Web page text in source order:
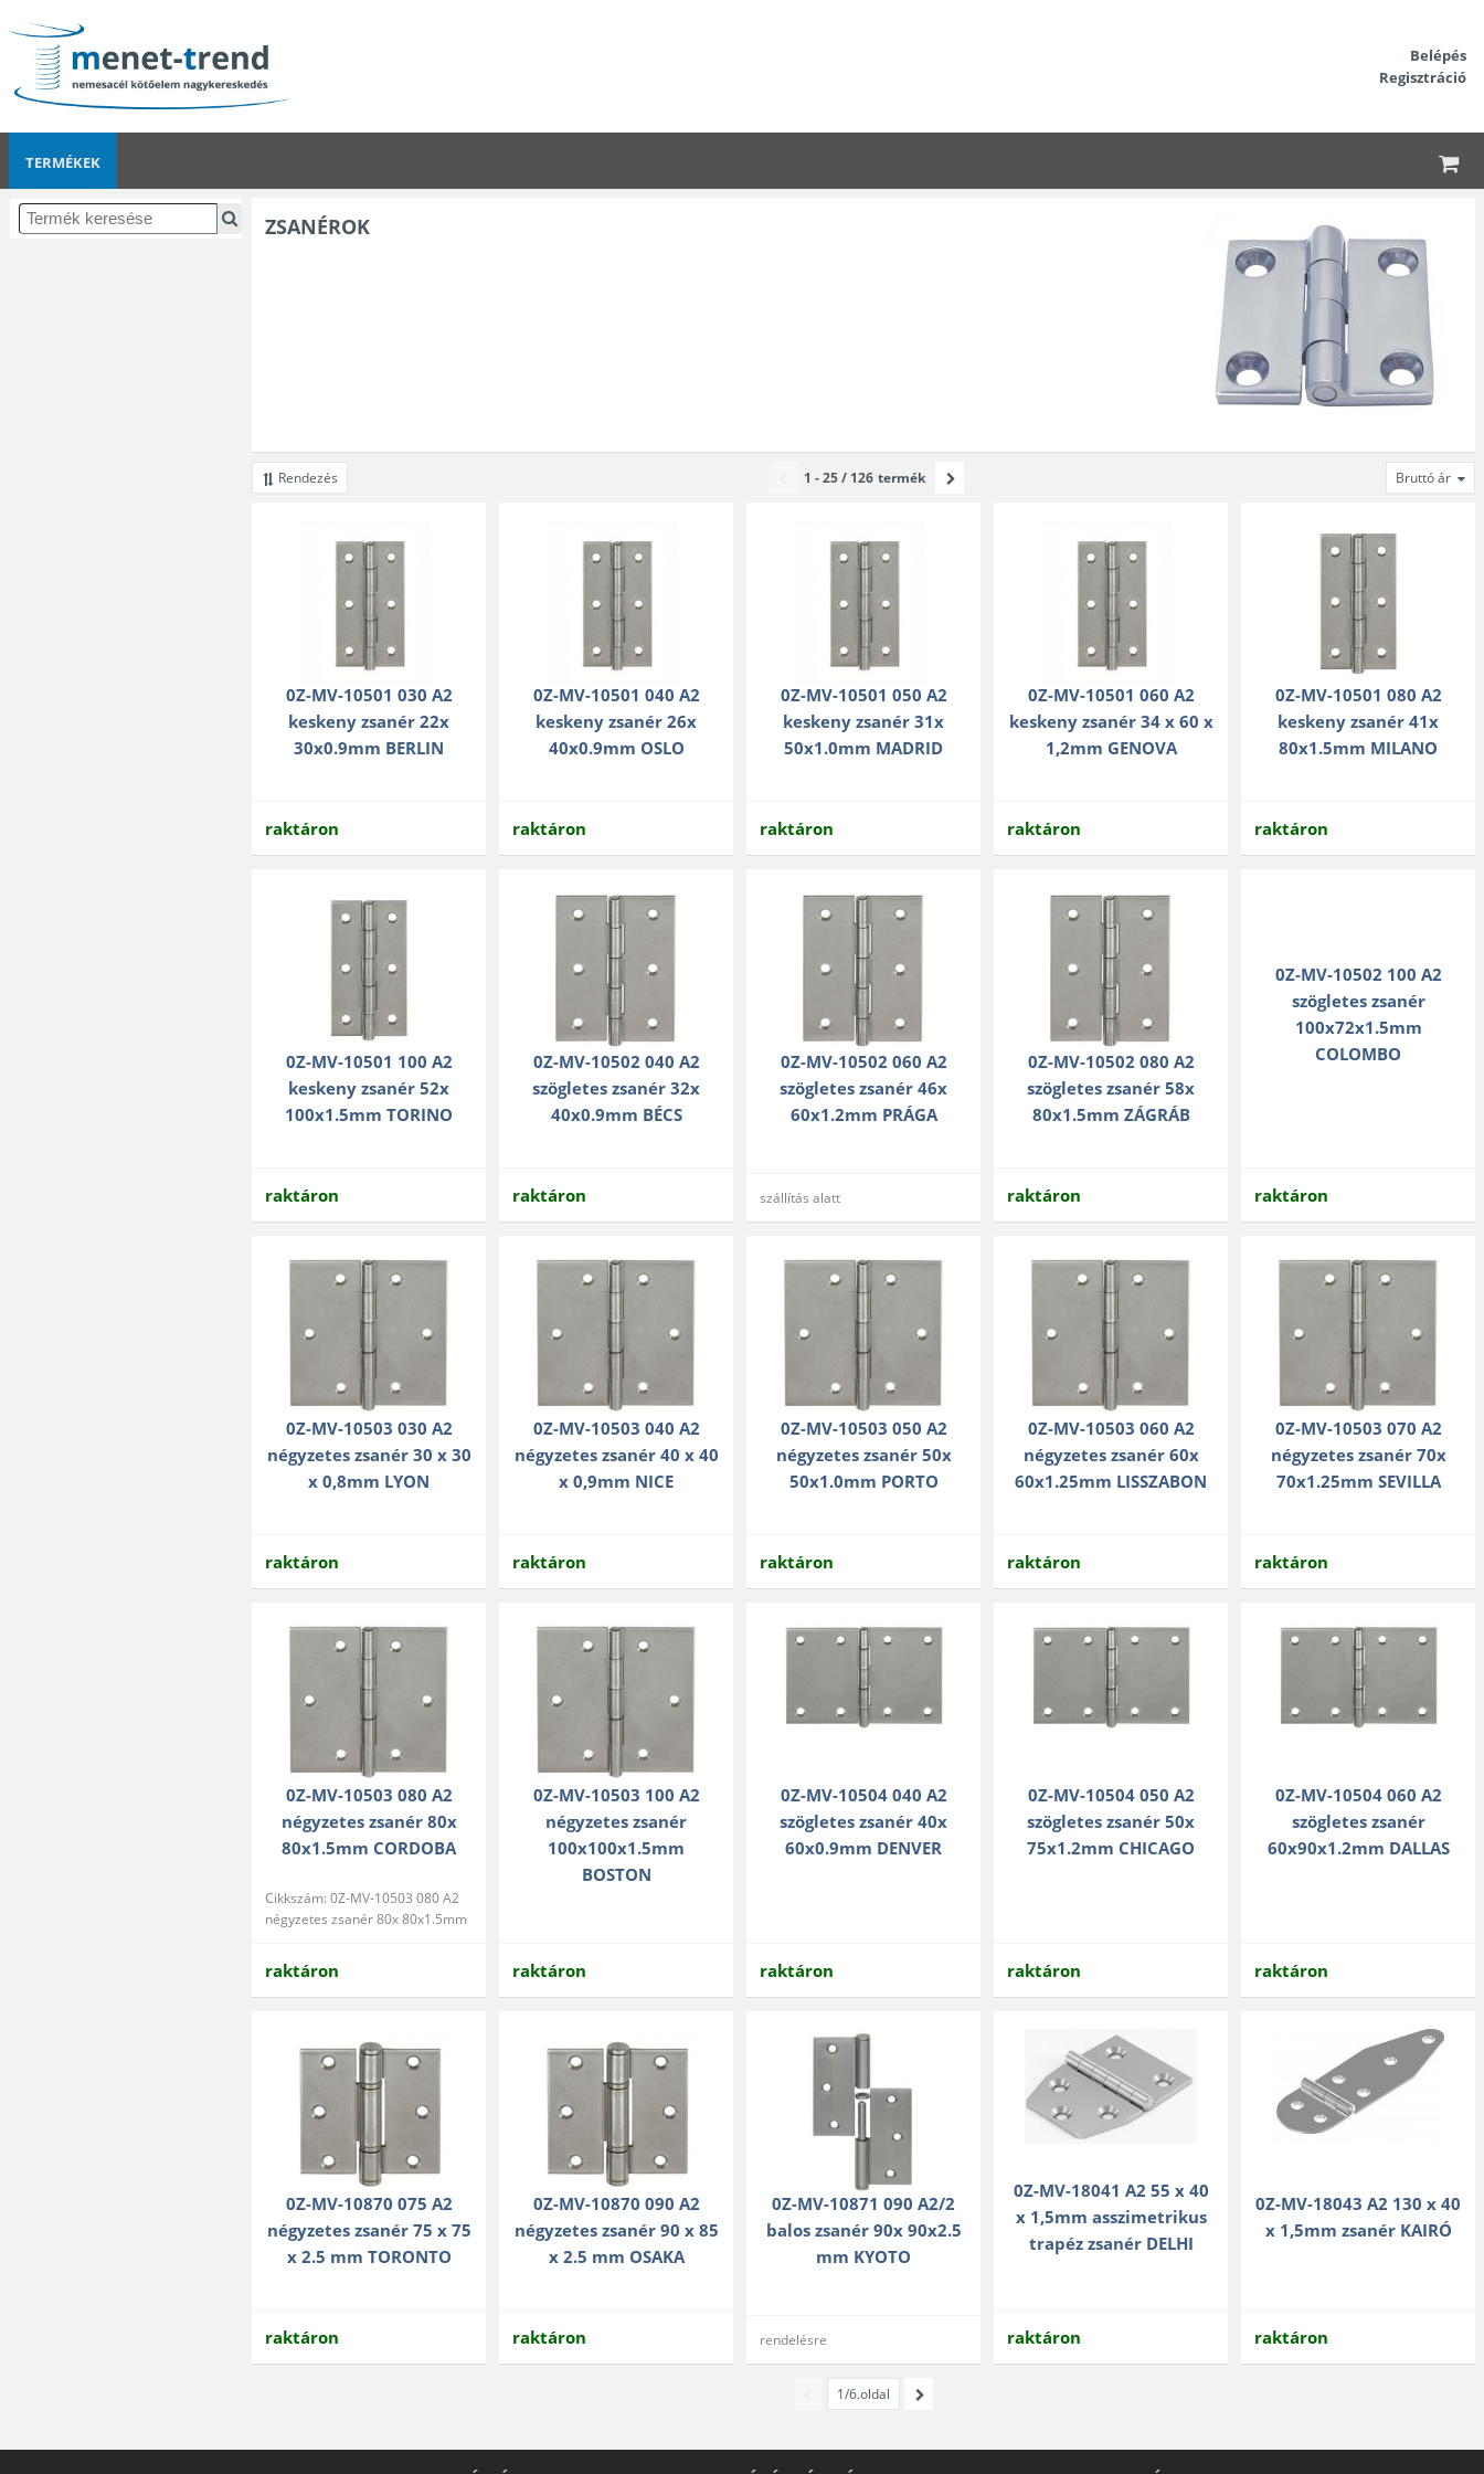
Belépés
Regisztráció
TERMÉKEK
ZSANÉROK
Rendezés 1 - 25 / 126 termék Bruttó ár
0Z-MV-10501 030 A2
keskeny zsanér 22x
30x0.9mm BERLIN
raktáron
0Z-MV-10501 040 A2
keskeny zsanér 26x
40x0.9mm OSLO
raktáron
0Z-MV-10501 050 A2
keskeny zsanér 31x
50x1.0mm MADRID
raktáron
0Z-MV-10501 060 A2
keskeny zsanér 34 x 60 x
1,2mm GENOVA
raktáron
0Z-MV-10501 080 A2
keskeny zsanér 41x
80x1.5mm MILANO
raktáron
0Z-MV-10501 100 A2
keskeny zsanér 52x
100x1.5mm TORINO
raktáron
0Z-MV-10502 040 A2
szögletes zsanér 32x
40x0.9mm BÉCS
raktáron
0Z-MV-10502 060 A2
szögletes zsanér 46x
60x1.2mm PRÁGA
szállítás alatt
0Z-MV-10502 080 A2
szögletes zsanér 58x
80x1.5mm ZÁGRÁB
raktáron
0Z-MV-10502 100 A2
szögletes zsanér
100x72x1.5mm
COLOMBO
raktáron
0Z-MV-10503 030 A2
négyzetes zsanér 30 x 30
x 0,8mm LYON
raktáron
0Z-MV-10503 040 A2
négyzetes zsanér 40 x 40
x 0,9mm NICE
raktáron
0Z-MV-10503 050 A2
négyzetes zsanér 50x
50x1.0mm PORTO
raktáron
0Z-MV-10503 060 A2
négyzetes zsanér 60x
60x1.25mm LISSZABON
raktáron
0Z-MV-10503 070 A2
négyzetes zsanér 70x
70x1.25mm SEVILLA
raktáron
0Z-MV-10503 080 A2
négyzetes zsanér 80x
80x1.5mm CORDOBA
Cikkszám: 0Z-MV-10503 080 A2
négyzetes zsanér 80x 80x1.5mm
raktáron
0Z-MV-10503 100 A2
négyzetes zsanér
100x100x1.5mm
BOSTON
raktáron
0Z-MV-10504 040 A2
szögletes zsanér 40x
60x0.9mm DENVER
raktáron
0Z-MV-10504 050 A2
szögletes zsanér 50x
75x1.2mm CHICAGO
raktáron
0Z-MV-10504 060 A2
szögletes zsanér
60x90x1.2mm DALLAS
raktáron
0Z-MV-10870 075 A2
négyzetes zsanér 75 x 75
x 2.5 mm TORONTO
raktáron
0Z-MV-10870 090 A2
négyzetes zsanér 90 x 85
x 2.5 mm OSAKA
raktáron
0Z-MV-10871 090 A2/2
balos zsanér 90x 90x2.5
mm KYOTO
rendelésre
0Z-MV-18041 A2 55 x 40
x 1,5mm asszimetrikus
trapéz zsanér DELHI
raktáron
0Z-MV-18043 A2 130 x 40
x 1,5mm zsanér KAIRÓ
raktáron
1/6.oldal